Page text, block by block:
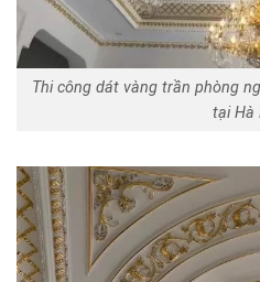
Thi công dát vàng trần phòng
tại Hà